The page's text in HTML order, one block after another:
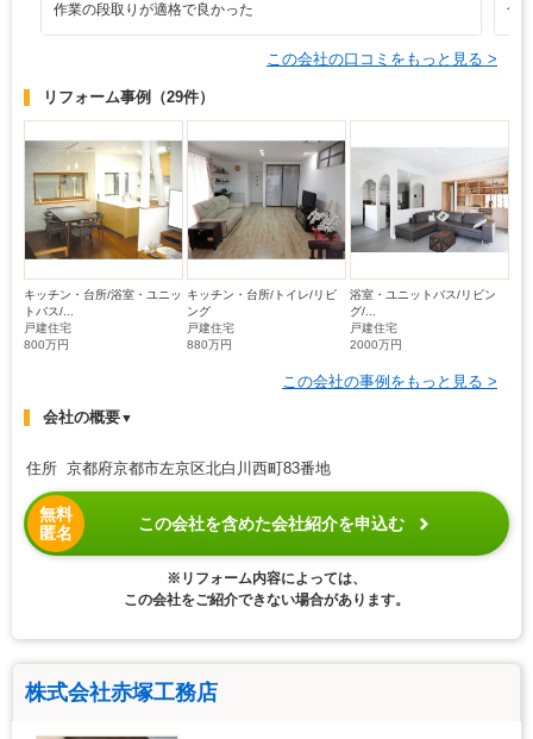
作業の段取りが適格で良かった 合
この会社の口コミをもっと見る >
リフォーム事例 （29件）
キッチン・台所/浴室・ユニッ
トバス/...
戸建住宅
800万円
キッチン・台所/トイレ/リビ
ング
戸建住宅
880万円
浴室・ユニットバス/リビン
グ/...
戸建住宅
2000万円
この会社の事例をもっと見る >
会社の概要▼
住所 京都府京都市左京区北白川西町83番地
無料
匿名
この会社を含めた会社紹介を申込む
※リフォーム内容によっては、
この会社をご紹介できない場合があります。
株式会社赤塚工務店